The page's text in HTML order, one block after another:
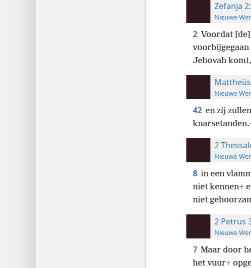
Zefanja
Nieuwe-
2 Voordat
Jehovah komt,
Nieuwe-
42 en zij
knarsetanden.
2
Nieuwe-
8 in een
niet kennen+
niet
2 Petrus
Nieuwe-
7 Maar door
het vuur+